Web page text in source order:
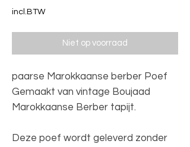
incl.BTW
Niet op voorraad
paarse Marokkaanse berber Poef
Gemaakt van vintage Boujaad
Marokkaanse Berber tapijt.
Deze poef wordt geleverd zonder